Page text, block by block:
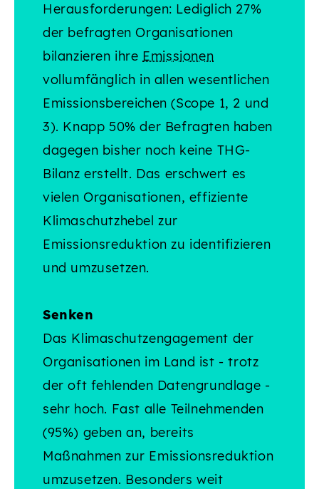
Herausforderungen: Lediglich 27%
der befragten Organisationen
bilanzieren ihre Emissionen
vollumfänglich in allen wesentlichen
Emissionsbereichen (Scope 1, 2 und
3). Knapp 50% der Befragten haben
dagegen bisher noch keine THG-
Bilanz erstellt. Das erschwert es
vielen Organisationen, effiziente
Klimaschutzhebel zur
Emissionsreduktion zu identifizieren
und umzusetzen.
Senken
Das Klimaschutzengagement der
Organisationen im Land ist - trotz
der oft fehlenden Datengrundlage -
sehr hoch. Fast alle Teilnehmenden
(95%) geben an, bereits
Maßnahmen zur Emissionsreduktion
umzusetzen. Besonders weit